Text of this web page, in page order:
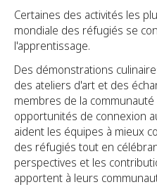
Certaines des activités les
mondiale des réfugiés se
l'apprentissage.
Des démonstrations
des ateliers d'art et des
membres de la
opportunités de connexion
aident les équipes à mieux
des réfugiés tout en
perspectives et les
apportent à leurs